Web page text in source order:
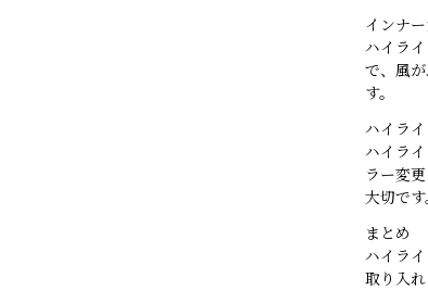
インナ
ハイラ
で、風
す。
ハイラ
ハイラ
ラー変
大切です
まとめ
ハイラ
取り入